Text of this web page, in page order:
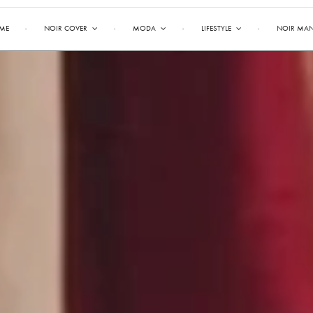
NOIR COVER MODA LIFESTYLE NOIR